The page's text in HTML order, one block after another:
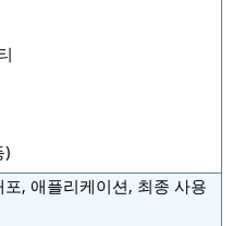
)
, 애플리케이션, 최종 사용